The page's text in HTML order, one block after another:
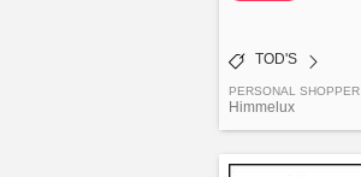
TOD'S
PERSONAL SHOPPER
Himmelux